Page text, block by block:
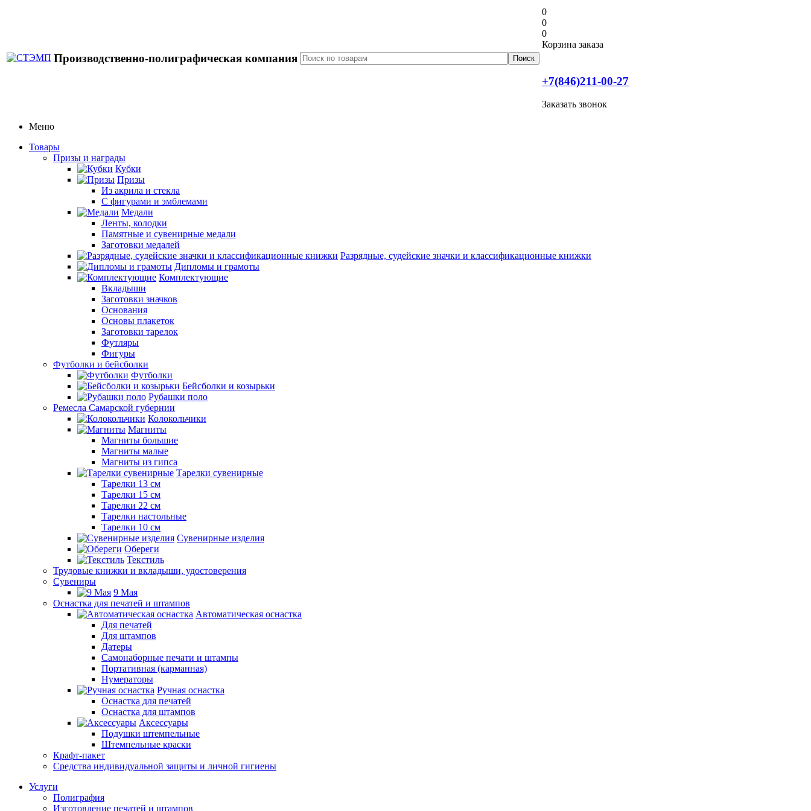
Производственно-полиграфическая компания
0
0
0
Корзина заказа
+7(846)211-00-27
Заказать звонок
Меню
Товары
Призы и награды
Кубки
Призы
Из акрила и стекла
С фигурами и эмблемами
Медали
Ленты, колодки
Памятные и сувенирные медали
Заготовки медалей
Разрядные, судейские значки и классификационные книжки
Дипломы и грамоты
Комплектующие
Вкладыши
Заготовки значков
Основания
Основы плакеток
Заготовки тарелок
Футляры
Фигуры
Футболки и бейсболки
Футболки
Бейсболки и козырьки
Рубашки поло
Ремесла Самарской губернии
Колокольчики
Магниты
Магниты большие
Магниты малые
Магниты из гипса
Тарелки сувенирные
Тарелки 13 см
Тарелки 15 см
Тарелки 22 см
Тарелки настольные
Тарелки 10 см
Сувенирные изделия
Обереги
Текстиль
Трудовые книжки и вкладыши, удостоверения
Сувениры
9 Мая
Оснастка для печатей и штампов
Автоматическая оснастка
Для печатей
Для штампов
Датеры
Самонаборные печати и штампы
Портативная (карманная)
Нумераторы
Ручная оснастка
Оснастка для печатей
Оснастка для штампов
Аксессуары
Подушки штемпельные
Штемпельные краски
Крафт-пакет
Средства индивидуальной защиты и личной гигиены
Услуги
Полиграфия
Изготовление печатей и штампов